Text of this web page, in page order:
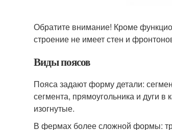
Обратите внимание! Кроме
строение не имеет стен и
Виды поясов
Пояса задают форму детали:
сегмента, прямоугольника и дуги
изогнутые.
В фермах более сложной формы: